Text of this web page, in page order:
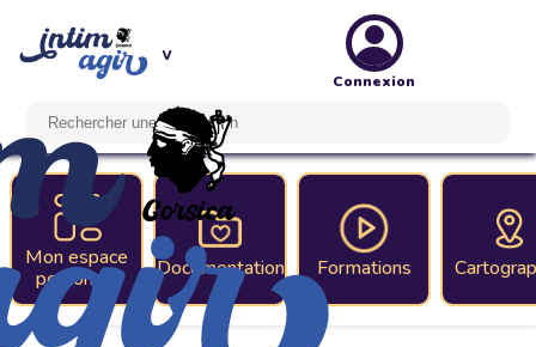
Connexion
Mon espace
personnel
Documentation Formations